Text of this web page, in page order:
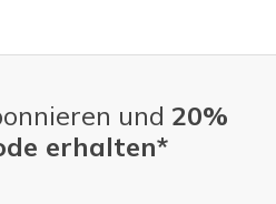
und 20%
erhalten*